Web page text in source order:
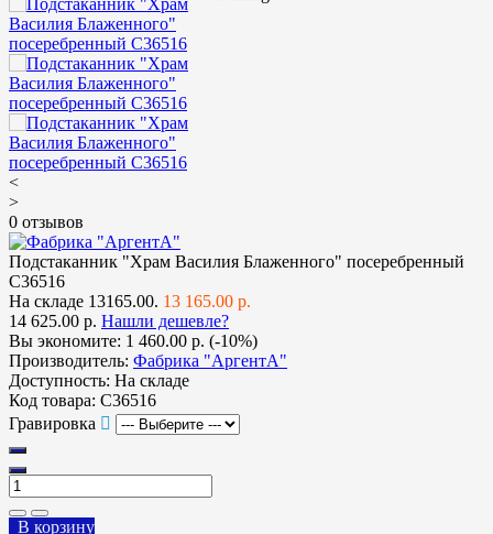
<
>
0 отзывов
Подстаканник "Храм Василия Блаженного" посеребренный
С36516
На складе 13165.00. 13 165.00 р.
14 625.00 р. Нашли дешевле?
Вы экономите: 1 460.00 р. (-10%)
Производитель: Фабрика "АргентА"
Доступность: На складе
Код товара: С36516
Гравировка
В корзину